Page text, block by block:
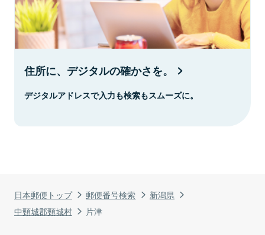
日本郵便トップ 郵便番号検索
新潟県
中頸城郡頸城村
片津
住所に、デジタルの確かさを。
デジタルアドレスで入力も検索もスムーズに。